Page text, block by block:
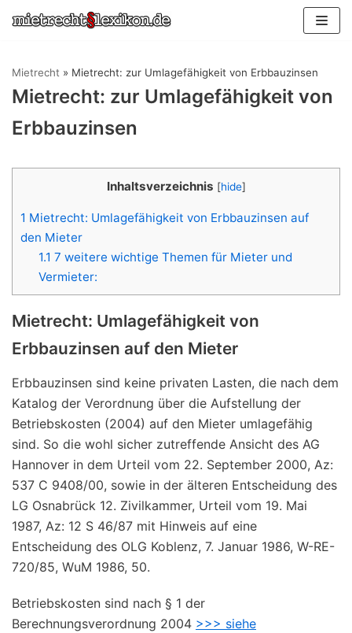
Zum
Mietrecht » Mietrecht: zur Umlagefähigkeit von Erbbauzinsen
Mietrecht: zur Umlagefähigkeit von
Erbbauzinsen
Inhaltsverzeichnis [hide]
1 Mietrecht: Umlagefähigkeit von Erbbauzinsen auf
den Mieter
1.1 7 weitere wichtige Themen für Mieter und
Vermieter:
Mietrecht: Umlagefähigkeit von
Erbbauzinsen auf den Mieter
Erbbauzinsen sind keine privaten Lasten, die nach dem
Katalog der Verordnung über die Aufstellung der
Betriebskosten (2004) auf den Mieter umlagefähig
sind. So die wohl sicher zutreffende Ansicht des AG
Hannover in dem Urteil vom 22. September 2000, Az:
537 C 9408/00, sowie in der älteren Entscheidung des
LG Osnabrück 12. Zivilkammer, Urteil vom 19. Mai
1987, Az: 12 S 46/87 mit Hinweis auf eine
Entscheidung des OLG Koblenz, 7. Januar 1986, W-RE-
720/85, WuM 1986, 50.
Betriebskosten sind nach § 1 der
Berechnungsverordnung 2004 >>> siehe